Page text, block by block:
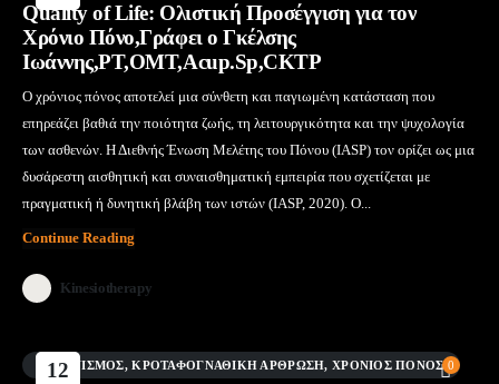
Quality of Life: Ολιστική Προσέγγιση για τον
Χρόνιο Πόνο,Γράφει ο Γκέλσης
Ιωάννης,PT,OMT,Acup.Sp,CKTP
Ο χρόνιος πόνος αποτελεί μια σύνθετη και παγιωμένη κατάσταση που
επηρεάζει βαθιά την ποιότητα ζωής, τη λειτουργικότητα και την ψυχολογία
των ασθενών. Η Διεθνής Ένωση Μελέτης του Πόνου (IASP) τον ορίζει ως μια
δυσάρεστη αισθητική και συναισθηματική εμπειρία που σχετίζεται με
πραγματική ή δυνητική βλάβη των ιστών (IASP, 2020). Ο...
Continue Reading
Kinesiotherapy
12 0
ΒΕΛΟΝΙΣΜΌΣ,ΚΡΟΤΑΦΟΓΝΑΘΙΚΉ ΆΡΘΡΩΣΗ, ΧΡΌΝΙΟΣ ΠΌΝΟΣ